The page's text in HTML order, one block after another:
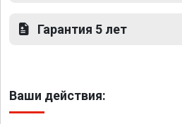
Гарантия 5 лет
Ваши действия: